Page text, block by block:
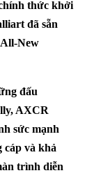
thức khởi
đã sẵn
New
đấu
AXCR
sức mạnh
cáp và khả
trình diễn